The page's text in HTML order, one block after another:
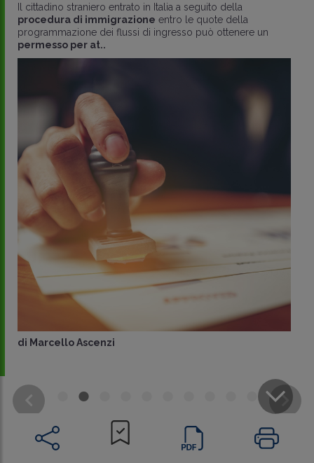
CONDIVIDI
Il cittadino straniero entrato in Italia a seguito della
procedura di immigrazione entro le quote della
programmazione dei flussi di ingresso può ottenere un
permesso per at..
di Marcello Ascenzi